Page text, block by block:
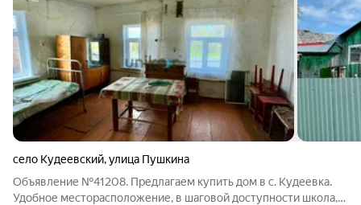
село Кудеевский,улица Пушкина
Объявление №41208. Предлагаем купить дом в с. Кудеевка.
Удобное месторасположение, в шаговой доступности школа,